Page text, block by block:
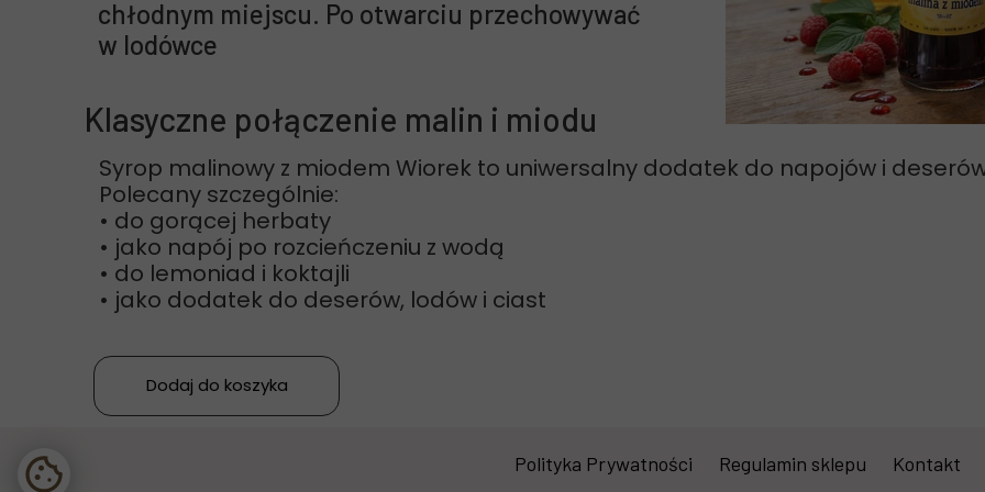
Syrop malinowy z miodem Wiorek to uniwersalny dodatek do napojów i
Polecany szczególnie:
• do gorącej herbaty
• jako napój po rozcieńczeniu z wodą
• do lemoniad i koktajli
• jako dodatek do deserów, lodów i ciast
Klasyczne połączenie malin i miodu
chłodnym miejscu. Po otwarciu przechowywać
w lodówce
Dodaj do koszyka
Polityka Prywatności Regulamin sklepu Kontakt